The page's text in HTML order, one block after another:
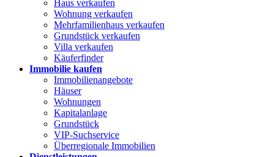
Haus verkaufen
Wohnung verkaufen
Mehrfamilienhaus verkaufen
Grundstück verkaufen
Villa verkaufen
Käuferfinder
Immobilie kaufen
Immobilienangebote
Häuser
Wohnungen
Kapitalanlage
Grundstück
VIP-Suchservice
Überregionale Immobilien